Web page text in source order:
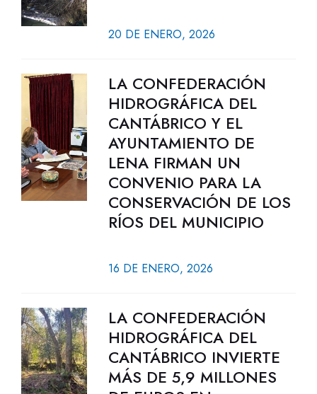
20 DE ENERO, 2026
LA CONFEDERACIÓN
HIDROGRÁFICA DEL
CANTÁBRICO Y EL
AYUNTAMIENTO DE
LENA FIRMAN UN
CONVENIO PARA LA
CONSERVACIÓN DE LOS
RÍOS DEL MUNICIPIO
16 DE ENERO, 2026
LA CONFEDERACIÓN
HIDROGRÁFICA DEL
CANTÁBRICO INVIERTE
MÁS DE 5,9 MILLONES